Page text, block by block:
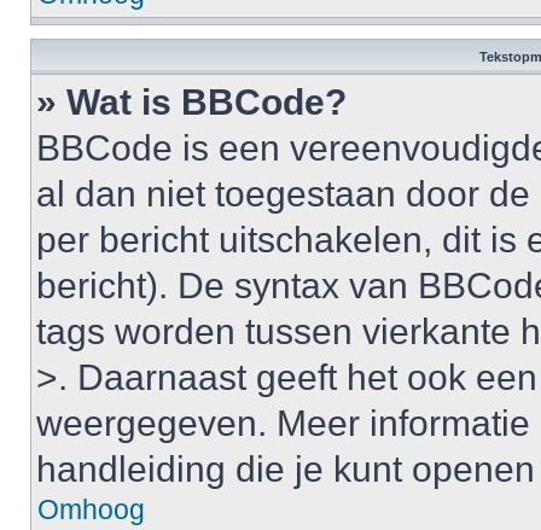
» Wat is BBCode?
BBCode is een
al dan niet toegestaan door
per bericht uitschakelen, dit is
bericht). De syntax van
tags worden tussen vierkante
>. Daarnaast geeft het ook
weergegeven. Meer
handleiding die je kunt
Omhoog